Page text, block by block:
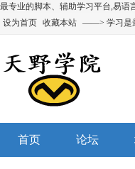
最专业的脚本、辅助学习平台,易语
设为首页 收藏本站 ——> 学习是
首页 论坛